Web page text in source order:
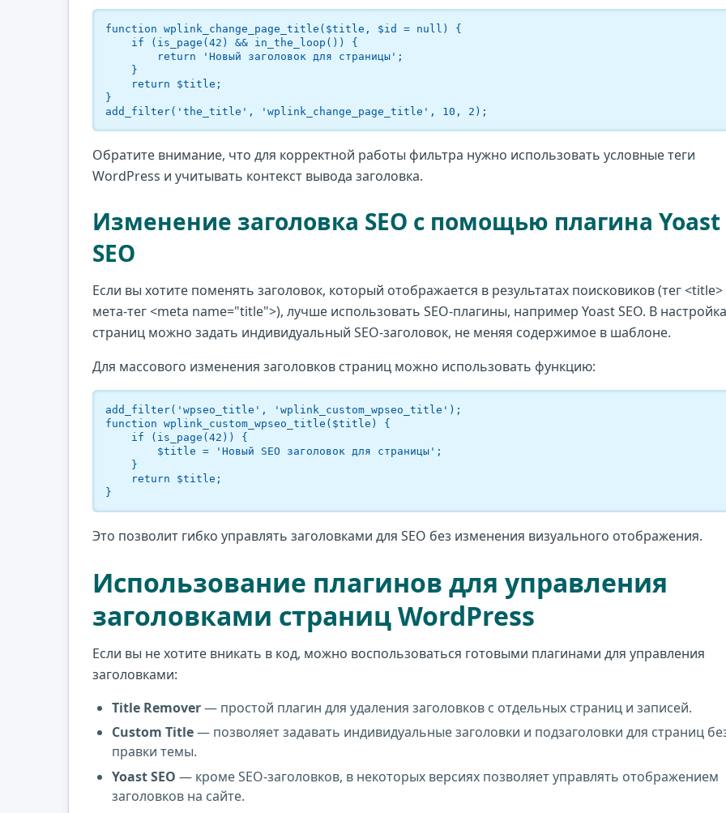
function wplink_change_page_title($title, $id = null) {
}
add_filter('the_title', 'wplink_change_page_title', 10, 2);
Обратите внимание, что для корректной работы фильтра нужно использовать условные теги
WordPress и учитывать контекст вывода заголовка.
Изменение заголовка SEO с помощью плагина Yoast
SEO
Если вы хотите поменять заголовок, который отображается в результатах поисковиков (тег <title>
мета-тег <meta name="title">), лучше использовать SEO-плагины, например Yoast SEO. В
страниц можно задать индивидуальный SEO-заголовок, не меняя содержимое в шаблоне.
Для массового изменения заголовков страниц можно использовать функцию:
add_filter('wpseo_title', 'wplink_custom_wpseo_title');
function wplink_custom_wpseo_title($title) {
}
Это позволит гибко управлять заголовками для SEO без изменения визуального отображения.
Использование плагинов для управления
заголовками страниц WordPress
Если вы не хотите вникать в код, можно воспользоваться готовыми плагинами для управления
заголовками:
Title Remover— простой плагин для удаления заголовков с отдельных страниц и записей.
Custom Title— позволяет задавать индивидуальные заголовки и подзаголовки для страниц
правки темы.
Yoast SEO — кроме SEO-заголовков, в некоторых версиях позволяет управлять отображением
заголовков на сайте.